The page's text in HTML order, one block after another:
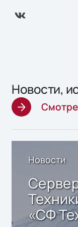
Новости,
Новости
«СФ